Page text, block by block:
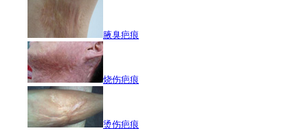
腋臭疤痕
烧伤疤痕
烫伤疤痕